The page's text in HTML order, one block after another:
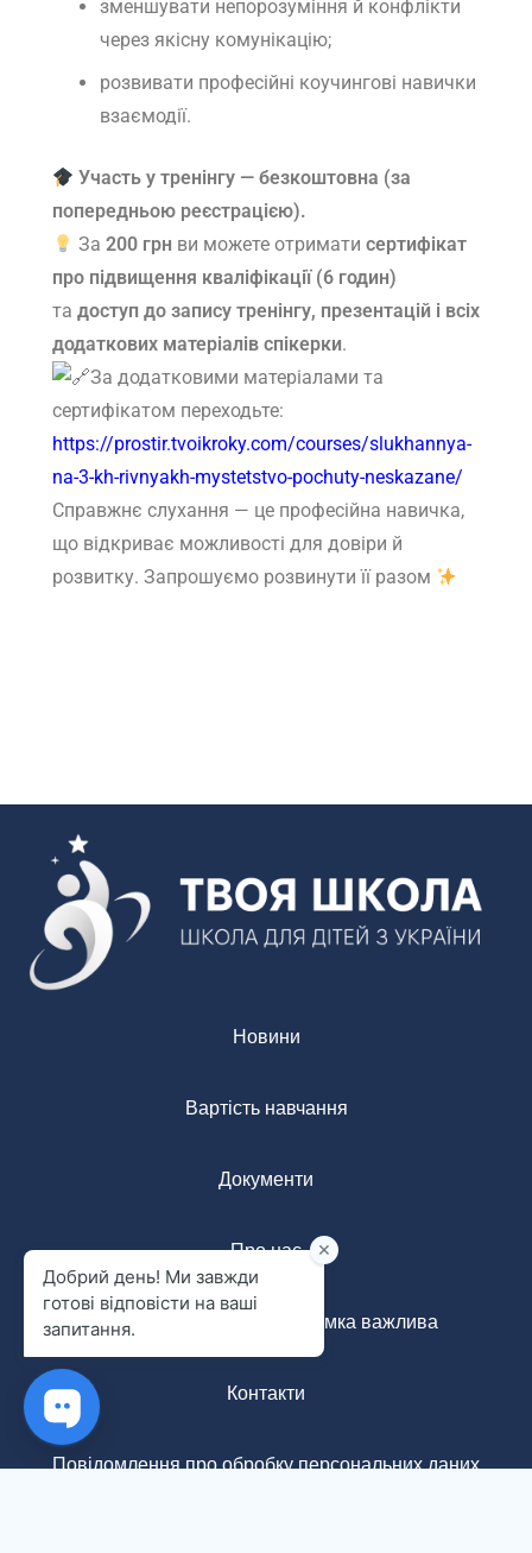
зменшувати непорозуміння й конфлікти
через якісну комунікацію;
розвивати професійні коучингові навички
взаємодії.
Участь у тренінгу — безкоштовна (за
попередньою реєстрацією).
За200 грн ви можете отриматисертифікат
про підвищення кваліфікації (6 годин)
та доступ до запису тренінгу, презентацій і всіх
додаткових матеріалів спікерки.
За додатковими матеріалами та
сертифікатом переходьте:
https://prostir.tvoikroky.com/courses/slukhannya-
na-3-kh-rivnyakh-mystetstvo-pochuty-neskazane/
Справжнє слухання — це професійна навичка,
що відкриває можливості для довіри й
розвитку. Запрошуємо розвинути її разом
Новини
Вартість навчання
Документи
Про нас
Анонімна форма: ваша думка важлива
Контакти
Повідомлення про обробку персональних даних